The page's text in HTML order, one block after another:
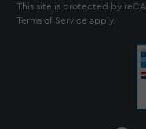
This site is protected by
Terms of Service apply.